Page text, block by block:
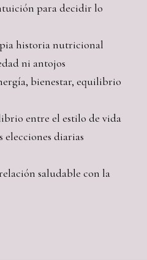
para decidir lo
historia nutricional
ni antojos
bienestar, equilibrio
entre el estilo de vida
elecciones diarias
saludable con la